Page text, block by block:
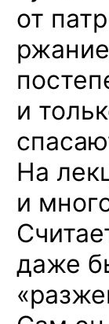
от
и
На
и
даже